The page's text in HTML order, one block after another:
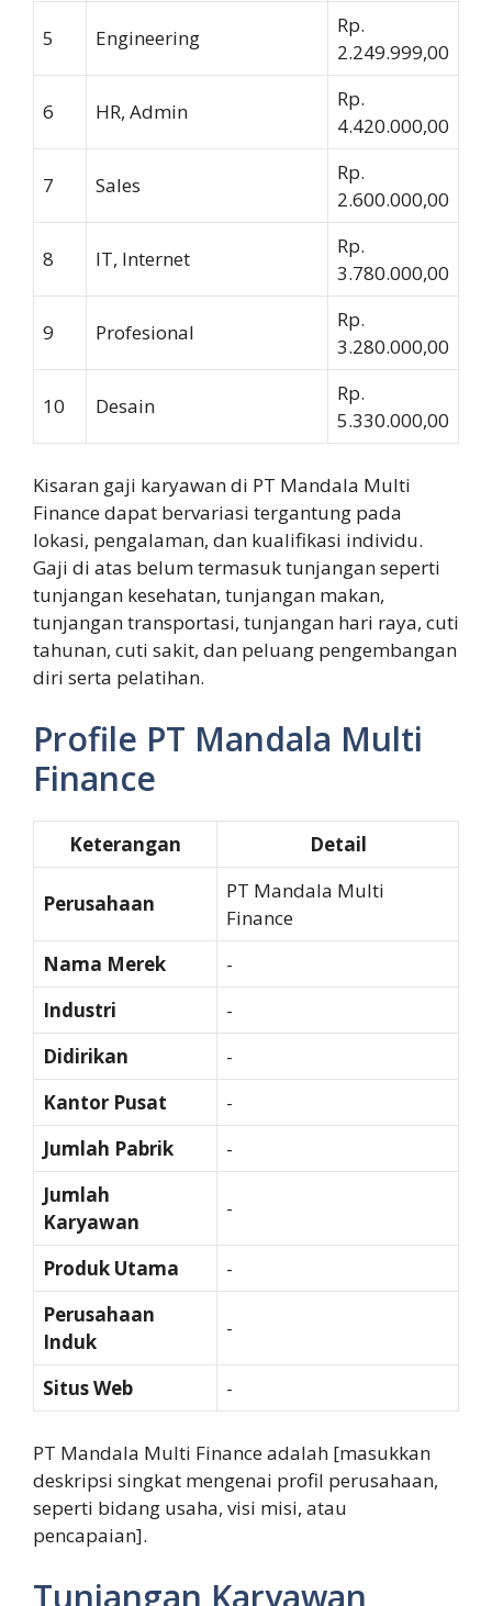
5 Engineering
Rp.
2.249.999,00
6 HR, Admin
Rp.
4.420.000,00
7 Sales
Rp.
2.600.000,00
8 IT, Internet
Rp.
3.780.000,00
9 Profesional
Rp.
3.280.000,00
10 Desain
Rp.
5.330.000,00
Kisaran gaji karyawan di PT Mandala Multi
Finance dapat bervariasi tergantung pada
lokasi, pengalaman, dan kualifikasi individu.
Gaji di atas belum termasuk tunjangan seperti
tunjangan kesehatan, tunjangan makan,
tunjangan transportasi, tunjangan hari raya, cuti
tahunan, cuti sakit, dan peluang pengembangan
diri serta pelatihan.
Profile PT Mandala Multi
Finance
Keterangan Detail
Perusahaan
PT Mandala Multi
Finance
Nama Merek
-
Industri
-
Didirikan
-
Kantor Pusat
-
Jumlah Pabrik
-
Jumlah
Karyawan
-
Produk Utama
-
Perusahaan
Induk
-
Situs Web -
PT Mandala Multi Finance adalah [masukkan
deskripsi singkat mengenai profil perusahaan,
seperti bidang usaha, visi misi, atau
pencapaian].
Tunjangan Karyawan